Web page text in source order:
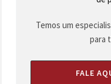
Temos um
para
FALE